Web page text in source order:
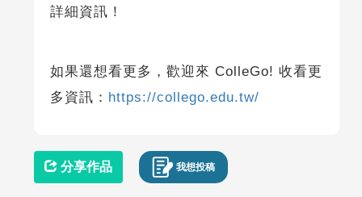
詳細資訊！
如果還想看更多，歡迎來 ColleGo! 收看更
多資訊： https://collego.edu.tw/
分享作品 我想投稿